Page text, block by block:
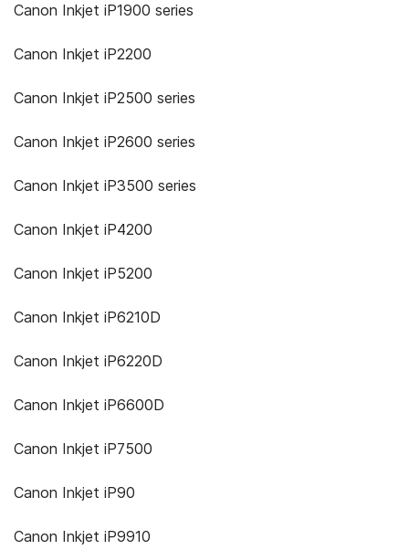
Canon Inkjet iP1900 series
Canon Inkjet iP2200
Canon Inkjet iP2500 series
Canon Inkjet iP2600 series
Canon Inkjet iP3500 series
Canon Inkjet iP4200
Canon Inkjet iP5200
Canon Inkjet iP6210D
Canon Inkjet iP6220D
Canon Inkjet iP6600D
Canon Inkjet iP7500
Canon Inkjet iP90
Canon Inkjet iP9910